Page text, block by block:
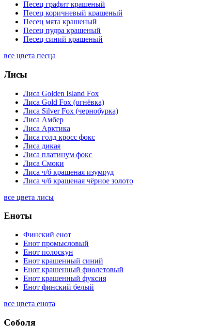
Песец графит крашеный
Песец коричневый крашеный
Песец мята крашеный
Песец пудра крашеный
Песец синий крашеный
все цвета песца
Лисы
Лиса Golden Island Fox
Лиса Gold Fox (огнёвка)
Лиса Silver Fox (чернобурка)
Лиса Амбер
Лиса Арктика
Лиса голд кросс фокс
Лиса дикая
Лиса платинум фокс
Лиса Смоки
Лиса ч/б крашеная изумруд
Лиса ч/б крашеная чёрное золото
все цвета лисы
Еноты
Финский енот
Енот промысловый
Енот полоскун
Енот крашенный синий
Енот крашенный фиолетовый
Енот крашенный фуксия
Енот финский белый
все цвета енота
Соболя